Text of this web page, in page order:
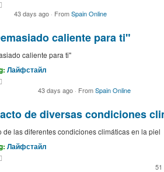
43 days ago · FromSpain Online
caliente para ti"
caliente para ti"
Лайфстайл
43 days ago · FromSpain Online
de diversas condiciones
de las diferentes condiciones climáticas en la piel
Лайфстайл